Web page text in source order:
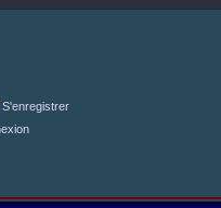
S'enregistrer